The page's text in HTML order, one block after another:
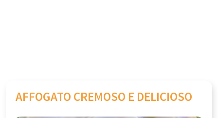
AFFOGATO CREMOSO E DELICIOSO